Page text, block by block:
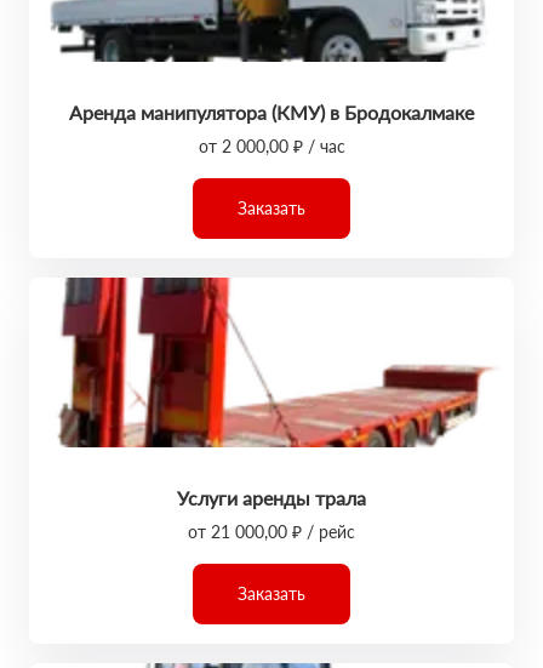
Аренда манипулятора (КМУ) в Бродокалмаке
от 2 000,00 ₽ / час
Заказать
Услуги аренды трала
от 21 000,00 ₽ / рейс
Заказать